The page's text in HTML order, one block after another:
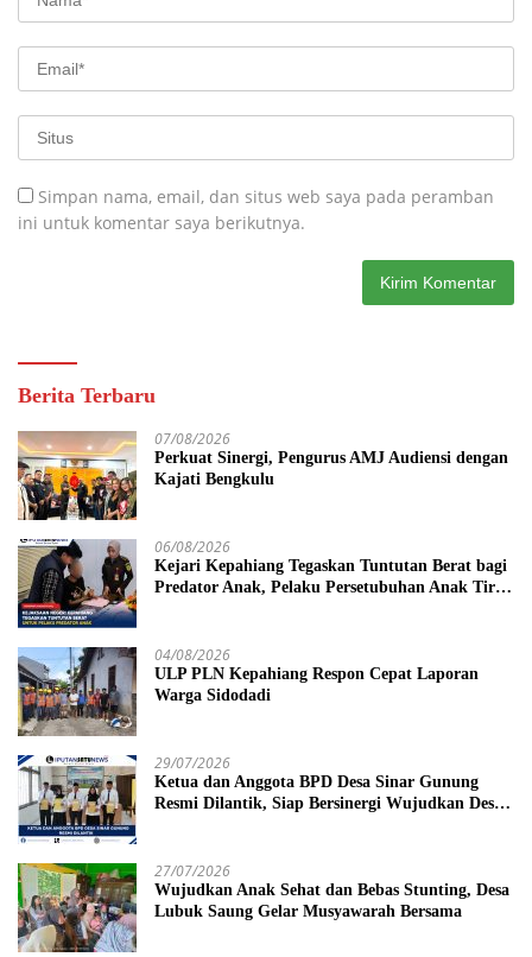
Simpan nama, email, dan situs web saya pada peramban
ini untuk komentar saya berikutnya.
Berita Terbaru
07/08/2026
Perkuat Sinergi, Pengurus AMJ Audiensi dengan
Kajati Bengkulu
06/08/2026
Kejari Kepahiang Tegaskan Tuntutan Berat bagi
Predator Anak, Pelaku Persetubuhan Anak Tiri
04/08/2026
ULP PLN Kepahiang Respon Cepat Laporan
Warga Sidodadi
29/07/2026
Ketua dan Anggota BPD Desa Sinar Gunung
Resmi Dilantik, Siap Bersinergi Wujudkan Desa
27/07/2026
Wujudkan Anak Sehat dan Bebas Stunting, Desa
Lubuk Saung Gelar Musyawarah Bersama